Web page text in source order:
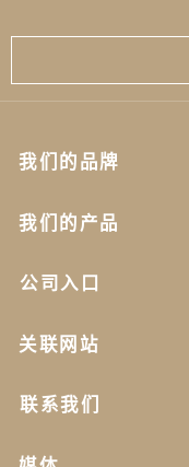
我们的品牌
我们的产品
公司入口
关联网站
联系我们